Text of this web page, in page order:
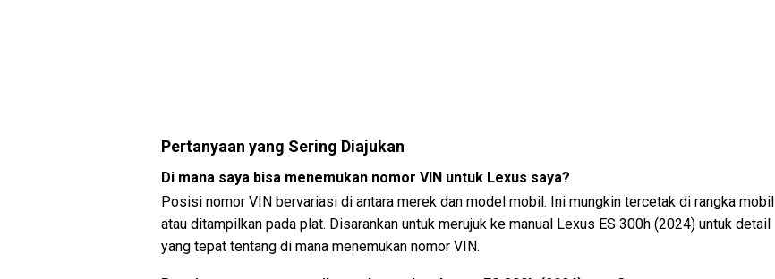
Pertanyaan yang Sering Diajukan
Di mana saya bisa menemukan nomor VIN untuk Lexus saya?
Posisi nomor VIN bervariasi di antara merek dan model mobil. Ini mungkin tercetak di rangka mobil
atau ditampilkan pada plat. Disarankan untuk merujuk ke manual Lexus ES 300h (2024) untuk detail
yang tepat tentang di mana menemukan nomor VIN.